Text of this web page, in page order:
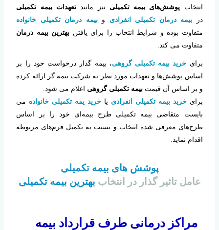
انتخاب پوشش‌های بیمه تکمیلی نیز مانندتعهدات بیمه تکمیلی
در بیمه درمان تکمیلی انفرادی وبیمه درمان تکمیلی خانواده
متفاوت بوده و شرایط انتخاب را برای یافتن بهترین بیمه درمان
متفاوت می کند.
برای خرید بیمه تکمیلی گروهی، بیمه گذار درخواست خود را بر
اساس پوشش‌ها و تعهدات مورد نظر به شرکت بیمه گر ارائه کرده
و بر اساس آن قیمتبیمه تکمیلی گروهی اعلام می شود.
برایخرید بیمه تکمیلی انفرادی یا خرید یمه تکمیلی خانواده می
بایست متقاضی بیمه تکمیلی طرح بیمه‌ای خود را بر اساس
طرح‌های معرفی شده انتخاب و نسبت به تکمیل فرم‌های مربوطه
اقدام نماید.
پوشش های بیمه تکمیلی
عامل تاثیر گذار در انتخاب بهترین بیمه تکمیلی
مراکز درمانی طرف قرارداد بیمه